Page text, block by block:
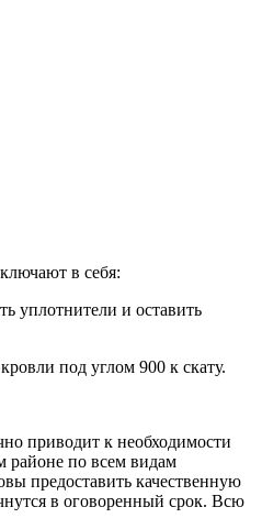
в себя:
уплотнители и оставить
под углом 900 к скату.
приводит к необходимости
районе по всем видам
предоставить качественную
в оговоренный срок. Всю